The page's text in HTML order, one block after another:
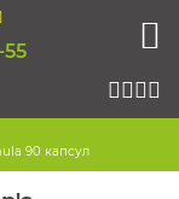
90 капсул